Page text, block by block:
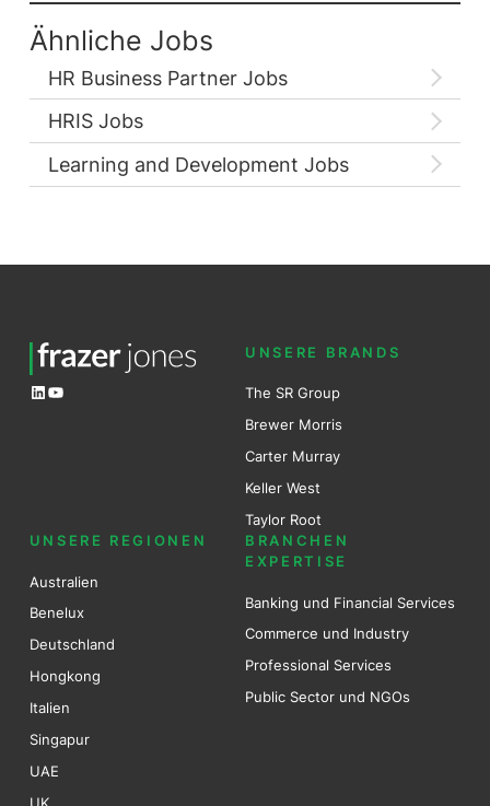
Ähnliche Jobs
HR Business Partner Jobs
HRIS Jobs
Learning and Development Jobs
LinkedIn
YouTube
UNSERE BRANDS
The SR Group
Brewer Morris
Carter Murray
Keller West
Taylor Root
UNSERE REGIONEN
Australien
Benelux
Deutschland
Hongkong
Italien
Singapur
UAE
UK
BRANCHEN
EXPERTISE
Banking und Financial Services
Commerce und Industry
Professional Services
Public Sector und NGOs